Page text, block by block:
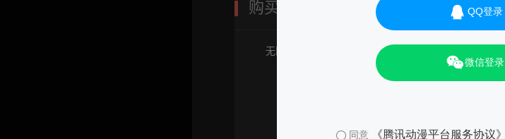
QQ登录
微信登录
同意 《腾讯动漫平台服务协议》